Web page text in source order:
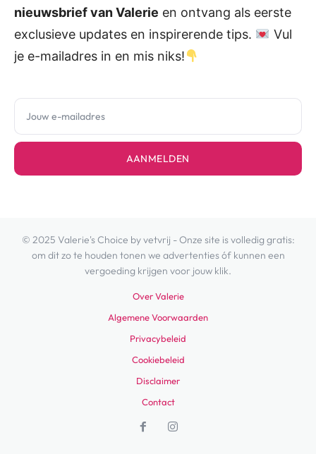
nieuwsbrief van Valerie en ontvang als eerste
exclusieve updates en inspirerende tips.
Vul
je e-mailadres in en mis niks!
AANMELDEN
© 2025 Valerie's Choice by vetvrij - Onze site is volledig gratis:
om dit zo te houden tonen we advertenties óf kunnen een
vergoeding krijgen voor jouw klik.
Over Valerie
Algemene Voorwaarden
Privacybeleid
Cookiebeleid
Disclaimer
Contact